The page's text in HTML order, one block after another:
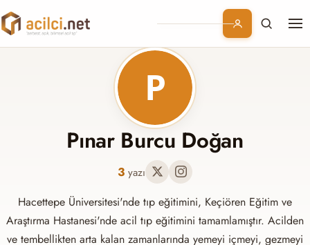
Branşlar
Konular
Kurumsal
Abonelik
Pınar Burcu Doğan
3 yazı
Hacettepe Üniversitesi'nde tıp eğitimini, Keçiören Eğitim ve
Araştırma Hastanesi'nde acil tıp eğitimini tamamlamıştır. Acilden
ve tembellikten arta kalan zamanlarında yemeyi içmeyi, gezmeyi